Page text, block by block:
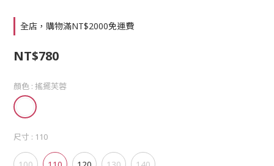
全店，購物滿NT$2000免運費
NT$780
顏色 : 搖擺芙蓉
尺寸 : 110